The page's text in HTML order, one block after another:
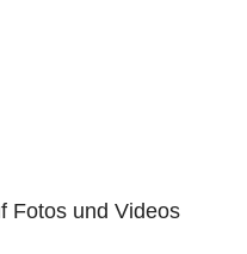
Fotos und Videos